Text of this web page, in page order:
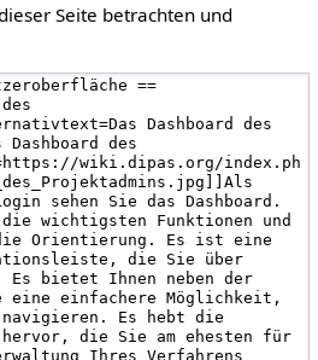
Seite betrachten und